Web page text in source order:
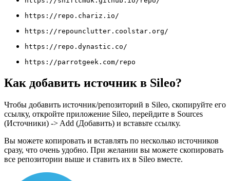
https://repo.chariz.io/
https://repounclutter.coolstar.org/
https://repo.dynastic.co/
https://parrotgeek.com/repo
Как добавить источник в Sileo?
Чтобы добавить источник/репозиторий в Sileo, скопируйте его
ссылку, откройте приложение Sileo, перейдите в Sources
(Источники) -> Add (Добавить) и вставьте ссылку.
Вы можете копировать и вставлять по несколько источников
сразу, что очень удобно. При желании вы можете скопировать
все репозитории выше и ставить их в Sileo вместе.